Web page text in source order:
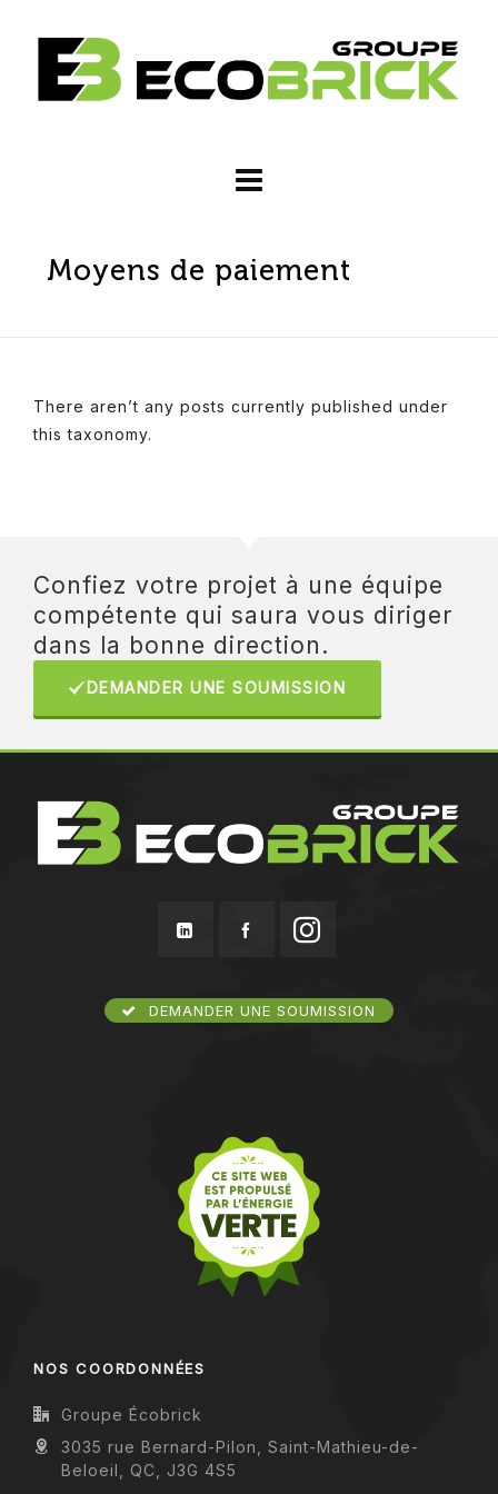
Moyens de paiement
There aren’t any posts currently published under
this taxonomy.
Confiez votre projet à une équipe
compétente qui saura vous diriger
dans la bonne direction.
DEMANDER UNE SOUMISSION
DEMANDER UNE SOUMISSION
NOS COORDONNÉES
Groupe Écobrick
3035 rue Bernard-Pilon, Saint-Mathieu-de-
Beloeil, QC, J3G 4S5